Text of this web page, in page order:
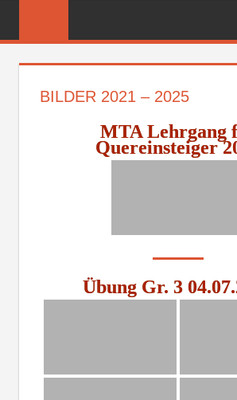
BILDER 2021 – 2025
MTA Lehrgang
Quereinsteiger
Übung Gr. 3